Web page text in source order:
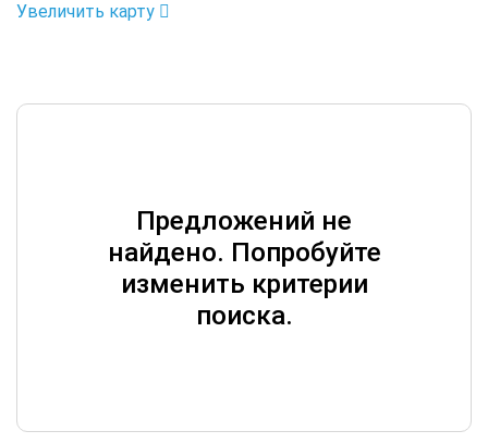
Увеличить карту
Предложений не
найдено. Попробуйте
изменить критерии
поиска.